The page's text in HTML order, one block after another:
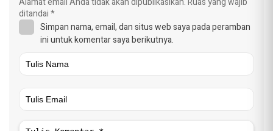
ditandai*
Simpan nama, email, dan situs web saya pada peramban
ini untuk komentar saya berikutnya.